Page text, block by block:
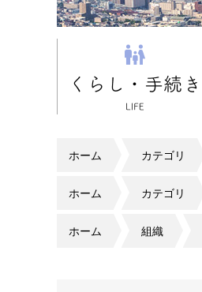
ホーム カテゴリ
ホーム カテゴリ
ホーム 組織